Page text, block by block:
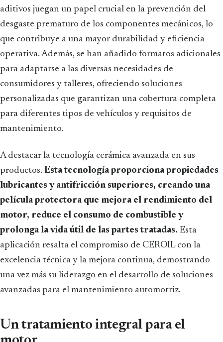
aditivos juegan un papel crucial en la prevención del
desgaste prematuro de los componentes mecánicos, lo
que contribuye a una mayor durabilidad y eficiencia
operativa. Además, se han añadido formatos adicionales
para adaptarse a las diversas necesidades de
consumidores y talleres, ofreciendo soluciones
personalizadas que garantizan una cobertura completa
para diferentes tipos de vehículos y requisitos de
mantenimiento.
A destacar la tecnología cerámica avanzada en sus
productos. Esta tecnología proporciona propiedades
lubricantes y antifricción superiores, creando una
película protectora que mejora el rendimiento del
motor, reduce el consumo de combustible y
prolonga la vida útil de las partes tratadas. Esta
aplicación resalta el compromiso de CEROIL con la
excelencia técnica y la mejora continua, demostrando
una vez más su liderazgo en el desarrollo de soluciones
avanzadas para el mantenimiento automotriz.
Un tratamiento integral para el